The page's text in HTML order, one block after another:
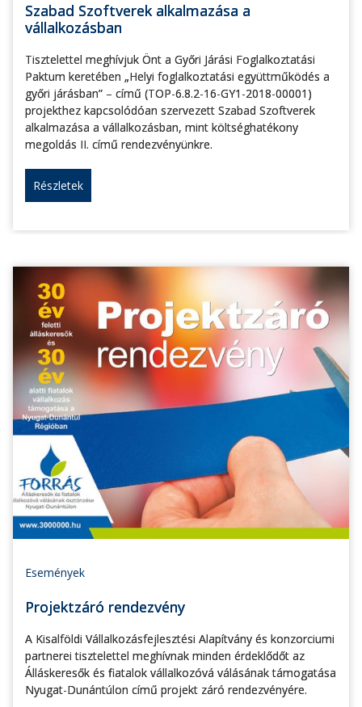
Szabad Szoftverek alkalmazása a
vállalkozásban
Tisztelettel meghívjuk Önt a Győri Járási Foglalkoztatási
Paktum keretében „Helyi foglalkoztatási együttműködés a
győri járásban” – című (TOP-6.8.2-16-GY1-2018-00001)
projekthez kapcsolódóan szervezett Szabad Szoftverek
alkalmazása a vállalkozásban, mint költséghatékony
megoldás II. című rendezvényünkre.
Részletek
Események
Projektzáró rendezvény
A Kisalföldi Vállalkozásfejlesztési Alapítvány és konzorciumi
partnerei tisztelettel meghívnak minden érdeklődőt az
Álláskeresők és fiatalok vállalkozóvá válásának támogatása
Nyugat-Dunántúlon című projekt záró rendezvényére.